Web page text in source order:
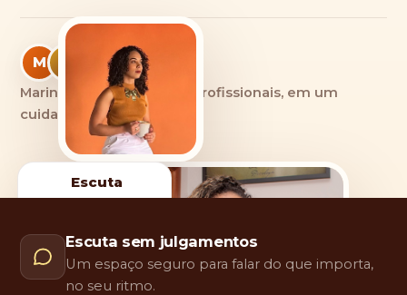
M
Marina & Lídia — irmãs e profissionais, em um
cuidado integrado.
Escuta
acolhedora
julgamentos,
no seu tempo
Escuta sem julgamentos
Um espaço seguro para falar do que importa,
no seu ritmo.